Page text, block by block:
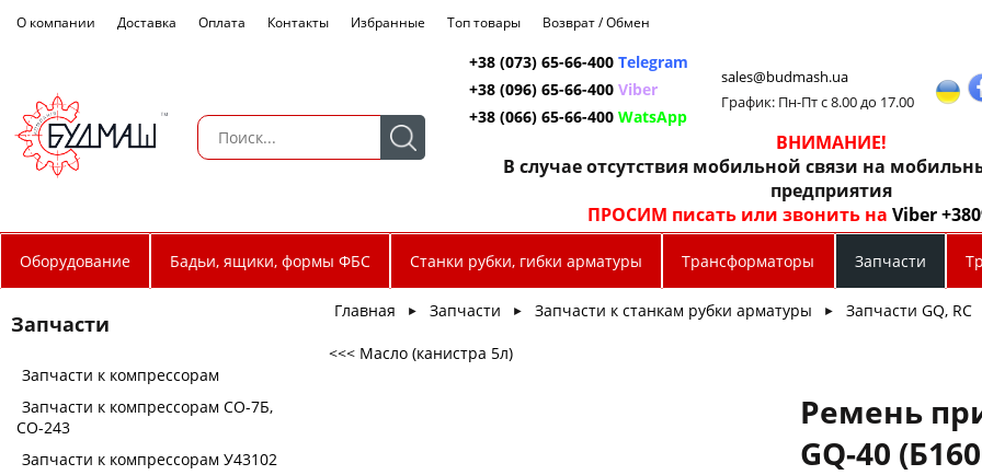
О компании Доставка Оплата Контакты Избранные Топ товары Возврат / Обмен
+38 (073) 65-66-400 Telegram
+38 (096) 65-66-400 Viber
+38 (066) 65-66-400 WatsApp
sales@budmash.ua
График: Пн-Пт с 8.00 до 17.00
ВНИМАНИЕ!
В случае отсутствия мобильной связи на
предприятия
ПРОСИМ писать или звонить наViber
Оборудование Бадьи, ящики, формы ФБС Станки рубки, гибки арматуры Трансформаторы Запчасти
Запчасти
Запчасти к компрессорам
Запчасти к компрессорам СО-7Б,
СО-243
Запчасти к компрессорам У43102
Главная ► Запчасти ► Запчасти к станкам рубки арматуры ► Запчасти GQ, RC
<<< Масло (канистра 5л)
Ремень
GQ-40